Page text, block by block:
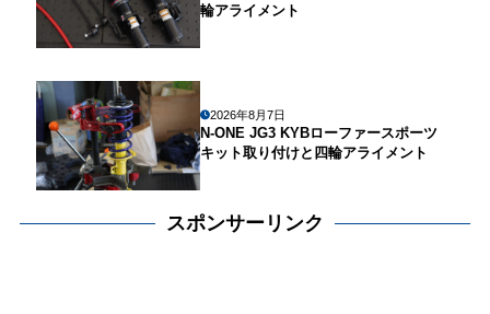
輪アライメント
2026年8月7日
N-ONE JG3 KYBローファースポーツ
キット取り付けと四輪アライメント
スポンサーリンク